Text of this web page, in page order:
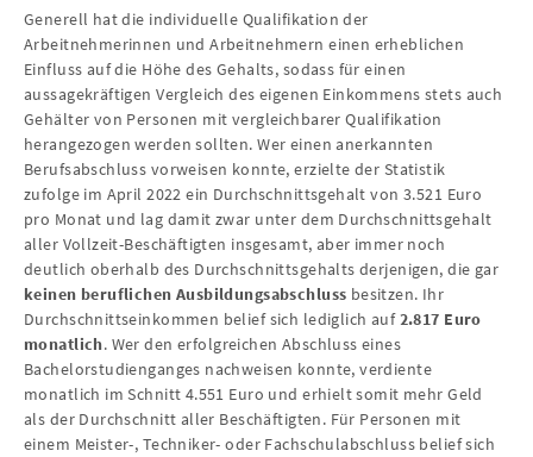
Generell hat die individuelle Qualifikation der
Arbeitnehmerinnen und Arbeitnehmern einen erheblichen
Einfluss auf die Höhe des Gehalts, sodass für einen
aussagekräftigen Vergleich des eigenen Einkommens stets auch
Gehälter von Personen mit vergleichbarer Qualifikation
herangezogen werden sollten. Wer einen anerkannten
Berufsabschluss vorweisen konnte, erzielte der Statistik
zufolge im April 2022 ein Durchschnittsgehalt von 3.521 Euro
pro Monat und lag damit zwar unter dem Durchschnittsgehalt
aller Vollzeit-Beschäftigten insgesamt, aber immer noch
deutlich oberhalb des Durchschnittsgehalts derjenigen, die gar
keinen beruflichen Ausbildungsabschluss besitzen. Ihr
Durchschnittseinkommen belief sich lediglich auf2.817 Euro
monatlich. Wer den erfolgreichen Abschluss eines
Bachelorstudienganges nachweisen konnte, verdiente
monatlich im Schnitt 4.551 Euro und erhielt somit mehr Geld
als der Durchschnitt aller Beschäftigten. Für Personen mit
einem Meister-, Techniker- oder Fachschulabschluss belief sich